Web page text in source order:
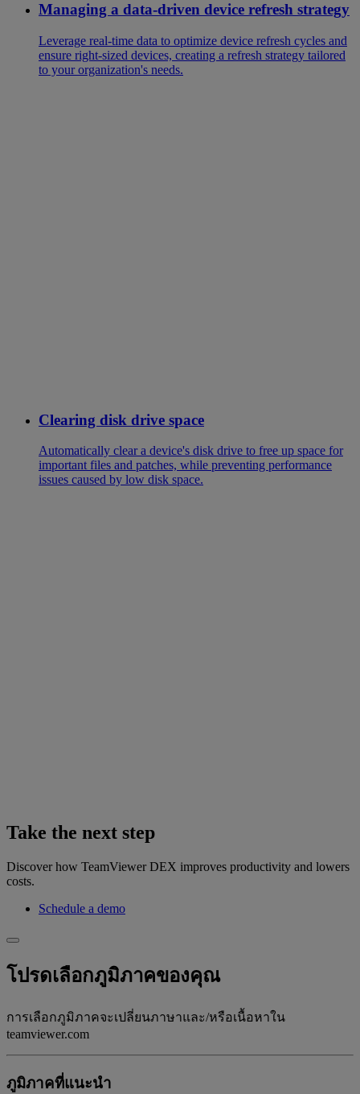
Managing a data-driven device refresh strategy
Leverage real-time data to optimize device refresh cycles and
ensure right-sized devices, creating a refresh strategy tailored
to your organization's needs.
Clearing disk drive space
Automatically clear a device's disk drive to free up space for
important files and patches, while preventing performance
issues caused by low disk space.
Take the next step
Discover how TeamViewer DEX improves productivity and lowers
costs.
Schedule a demo
โปรดเลือกภูมิภาคของคุณ
การเลือกภูมิภาคจะเปลี่ยนภาษาและ/หรือเนื้อหาใน
teamviewer.com
ภูมิภาคที่แนะนํา